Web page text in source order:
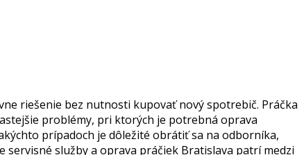
riešenie bez nutnosti kupovať nový spotrebič. Práčka
problémy, pri ktorých je potrebná oprava
prípadoch je dôležité obrátiť sa na odborníka,
služby a oprava práčiek Bratislava patrí medzi